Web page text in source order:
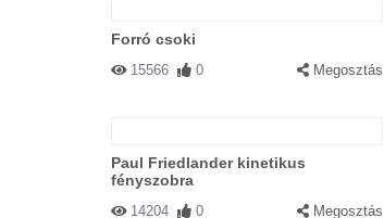
Forró csoki
15566 0 Megosztás
Paul Friedlander kinetikus
fényszobra
14204 0 Megosztás